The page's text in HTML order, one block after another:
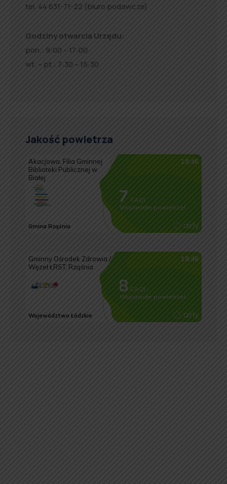
tel. 44 631-71-22 (biuro podawcze)
Godziny otwarcia Urzędu:
pon.: 9:00 – 17:00
wt. – pt.: 7:30 – 15:30
Jakość powietrza